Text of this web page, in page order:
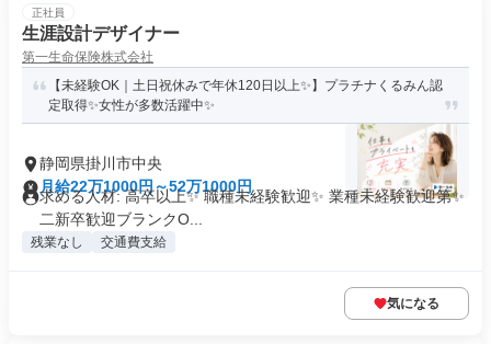
正社員
生涯設計デザイナー
第一生命保険株式会社
【未経験OK｜土日祝休みで年休120日以上✨】プラチナくるみん認
定取得✨女性が多数活躍中✨
静岡県掛川市中央
月給22万1000円～52万1000円
求める人材: 高卒以上✨ 職種未経験歓迎✨ 業種未経験歓迎第✨
二新卒歓迎ブランクO...
残業なし 交通費支給
気になる